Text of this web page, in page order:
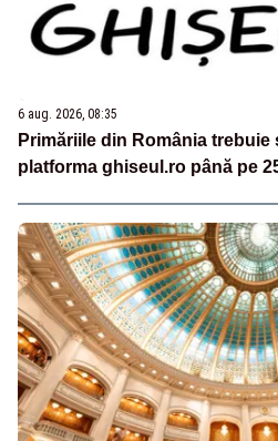
6 aug. 2026, 08:35
Primăriile din România trebuie
platforma ghiseul.ro până pe